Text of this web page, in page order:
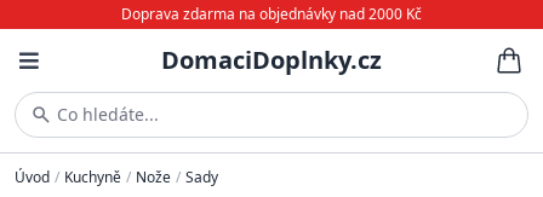
Doprava zdarma na objednávky nad 2000 Kč
DomaciDoplnky.cz
Co hledáte...
Úvod / Kuchyně / Nože / Sady